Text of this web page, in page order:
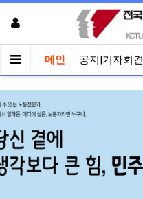
메인 공지|기자회견